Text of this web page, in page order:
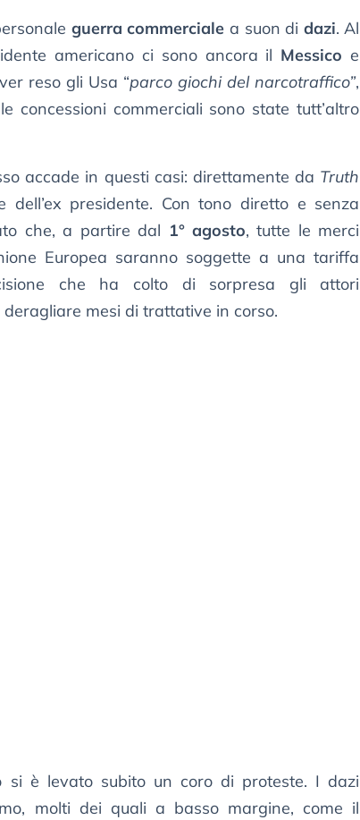
guerra commerciale a suon di dazi. Al
americano ci sono ancora il Messico e
reso gli Usa “parco giochi del narcotraffico”,
concessioni commerciali sono state tutt’altro
accade in questi casi: direttamente da Truth
presidente. Con tono diretto e senza
che, a partire dal 1° agosto, tutte le merci
Europea saranno soggette a una tariffa
che ha colto di sorpresa gli attori
mesi di trattative in corso.
si è levato subito un coro di proteste. I dazi
molti dei quali a basso margine, come il